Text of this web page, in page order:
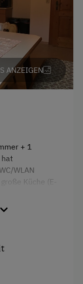
in der
ANZEIGEN
+ 1
WLAN
Küche (E-
mit
sowie